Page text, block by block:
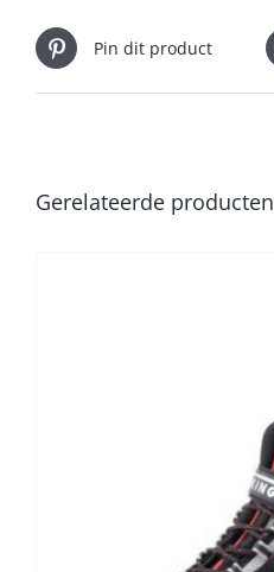
Pin dit product
Gerelateerde producten